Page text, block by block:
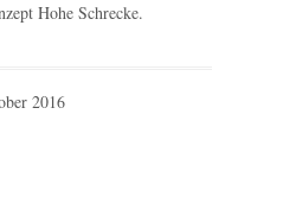
Hohe Schrecke.
2016